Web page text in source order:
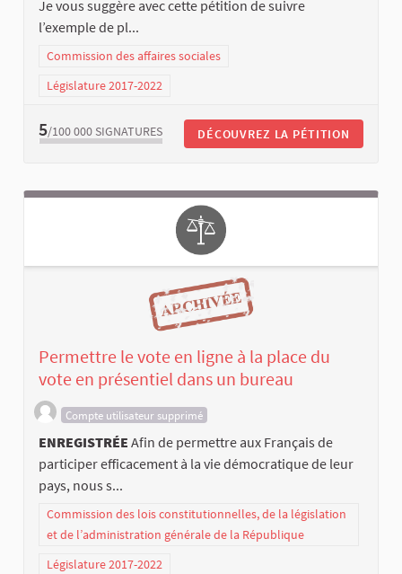
Je vous suggère avec cette pétition de suivre
l’exemple de pl...
Commission des affaires sociales
Législature 2017-2022
5/100 000 SIGNATURES DÉCOUVREZ LA PÉTITION
Permettre le vote en ligne à la place du
vote en présentiel dans un bureau
Compte utilisateur supprimé
ENREGISTRÉE Afin de permettre aux Français de
participer efficacement à la vie démocratique de leur
pays, nous s...
Commission des lois constitutionnelles, de la législation
et de l’administration générale de la République
Législature 2017-2022